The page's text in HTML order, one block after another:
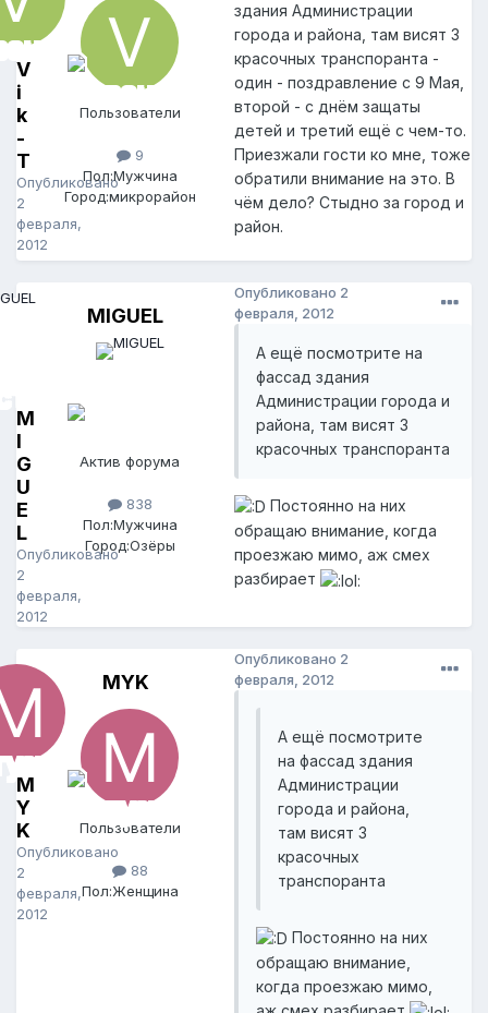
V
i
k
-
T
Опубликовано
2
февраля,
2012
Пользователи
9
Пол:Мужчина
Город:микрорайон
здания Администрации
города и района, там висят 3
красочных транспоранта -
один - поздравление с 9 Мая,
второй - с днём защаты
детей и третий ещё с чем-то.
Приезжали гости ко мне, тоже
обратили внимание на это. В
чём дело? Стыдно за город и
район.
M
I
G
U
E
L
Опубликовано
2
февраля,
2012
MIGUEL
Актив форума
838
Пол:Мужчина
Город:Озёры
Опубликовано 2
февраля, 2012
А ещё посмотрите на
фассад здания
Администрации города и
района, там висят 3
красочных транспоранта
Постоянно на них
обращаю внимание, когда
проезжаю мимо, аж смех
разбирает
M
Y
K
Опубликовано
2
февраля,
2012
MYK
Пользователи
88
Пол:Женщина
Опубликовано 2
февраля, 2012
А ещё посмотрите
на фассад здания
Администрации
города и района,
там висят 3
красочных
транспоранта
Постоянно на них
обращаю внимание,
когда проезжаю мимо,